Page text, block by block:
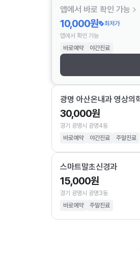
앱에서 바로 확인 가능
10,000원
최저가
앱에서 확인 가능
바로예약
야간진료
광명 아산온내과 영상의
30,000원
경기 광명시 광명4동
바로예약
야간진료 주말진료
스마트말초신경과
15,000원
경기 광명시 광명3동
바로예약
주말진료